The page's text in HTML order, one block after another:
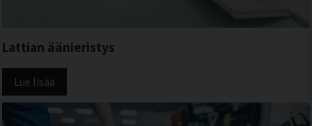
Lattian äänieristys
Lue lisää